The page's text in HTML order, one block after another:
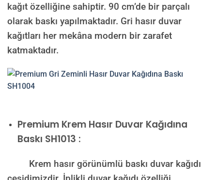
kağıt özelliğine sahiptir. 90 cm’de bir parçalı
olarak baskı yapılmaktadır. Gri hasır duvar
kağıtları her mekâna modern bir zarafet
katmaktadır.
Premium Krem Hasır Duvar Kağıdına
Baskı SH1013 :
Krem hasır görünümlü baskı duvar kağıdı